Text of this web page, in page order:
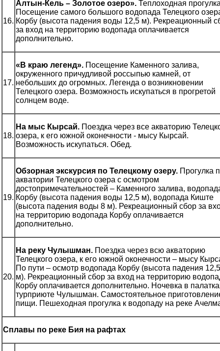
16.
Алтын-Кель – Золотое озеро». Теплоходная
Посещение самого большого водопада Телецкого
Корбу (высота падения воды 12,5 м). Рекреационный
за вход на территорию водопада оплачивается
дополнительно.
17.
«В краю легенд». Посещение Каменного залива,
окруженного причудливой россыпью камней, от
небольших до огромных. Легенда о возникновении
Телецкого озера. Возможность искупаться в прогретой
солнцем воде.
18.
На мыс Кырсай. Поездка через все акваторию
озера, к его южной оконечности - мысу Кырсай.
Возможность искупаться. Обед.
19.
Обзорная экскурсия по Телецкому озеру. Прогулка
акватории Телецкого озера с осмотром
достопримечательностей – Каменного залива,
Корбу (высота падения воды 12,5 м), водопада Киште
(высота падения воды 8 м). Рекреационный сбор за
на территорию водопада Корбу оплачивается
дополнительно.
20.
На реку Чулышман. Поездка через всю акваторию
Телецкого озера, к его южной оконечности – мысу
По пути – осмотр водопада Корбу (высота падения 12,5
м). Рекреационный сбор за вход на территорию
Корбу оплачивается дополнительно. Ночевка в
турприюте Чулышман. Самостоятельное
пищи. Пешеходная прогулка к водопаду на реке
Сплавы по реке Бия на рафтах